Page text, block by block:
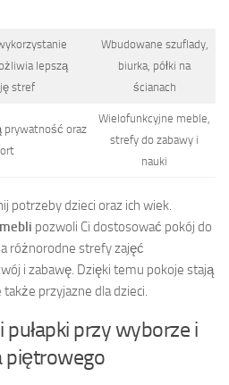
lepszą
stref
Wbudowane szuflady,
biurka, półki na
ścianach
prywatność oraz
Wielofunkcyjne meble,
strefy do zabawy i
nauki
potrzeby dzieci oraz ich wiek.
pozwoli Ci dostosować pokój do
różnorodne strefy zajęć
i zabawę. Dzięki temu pokoje stają
przyjazne dla dzieci.
pułapki przy wyborze i
piętrowego